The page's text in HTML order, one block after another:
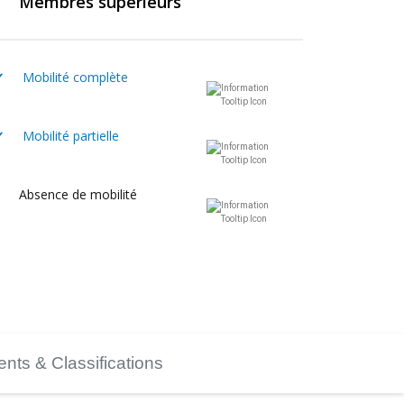
Mobilité complète
Mobilité partielle
Absence de mobilité
& Classifications